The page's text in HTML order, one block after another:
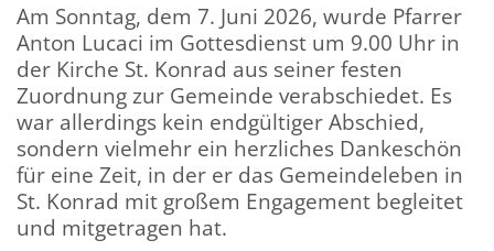
Am Sonntag, dem 7. Juni 2026, wurde Pfarrer
Anton Lucaci im Gottesdienst um 9.00 Uhr in
der Kirche St. Konrad aus seiner festen
Zuordnung zur Gemeinde verabschiedet. Es
war allerdings kein endgültiger Abschied,
sondern vielmehr ein herzliches Dankeschön
für eine Zeit, in der er das Gemeindeleben in
St. Konrad mit großem Engagement begleitet
und mitgetragen hat.